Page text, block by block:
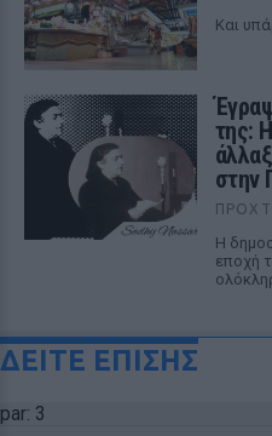
Και
της:
στην
Η
εποχή
ΔΕΙΤΕ ΕΠΙΣΗΣ
par: 3